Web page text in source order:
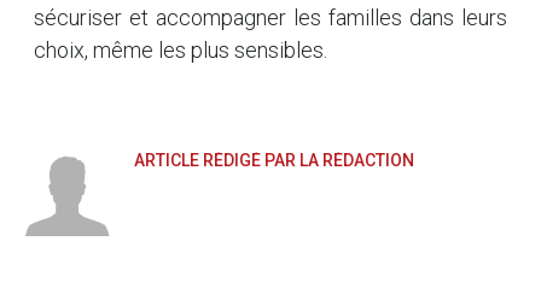
sécuriser et accompagner les familles dans leurs
choix, même les plus sensibles.
ARTICLE RÉDIGÉ PAR LA RÉDACTION